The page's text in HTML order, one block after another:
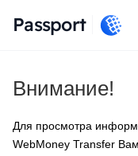
Passport
Внимание!
Для просмотра
WebMoney Transfer